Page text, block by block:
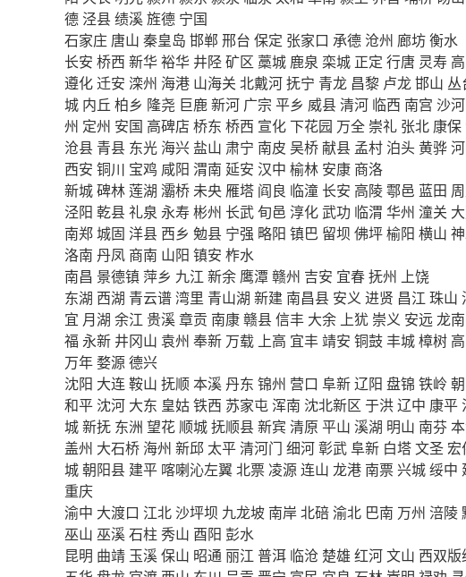
德 泾县绩溪旌德 宁国
石家庄 唐山 秦皇岛 邯郸 邢台 保定 张家口 承德 沧州 廊坊衡水
长安 桥西 新华裕华 井陉矿区 藁城 鹿泉 栾城 正定 行唐 灵寿
遵化迁安 滦州 海港 山海关 北戴河抚宁 青龙 昌黎 卢龙邯山 丛
城 内丘 柏乡 隆尧 巨鹿新河 广宗 平乡 威县清河 临西 南宫 沙河
州 定州 安国 高碑店 桥东 桥西 宣化下花园 万全 崇礼 张北 康保
沧县 青县 东光 海兴 盐山 肃宁 南皮 吴桥献县 孟村 泊头黄骅
西安 铜川 宝鸡 咸阳 渭南 延安 汉中 榆林 安康 商洛
新城碑林莲湖 灞桥未央 雁塔 阎良 临潼 长安 高陵鄠邑 蓝田
泾阳 乾县礼泉 永寿彬州 长武旬邑 淳化武功 临渭 华州 潼关
南郑城固 洋县 西乡 勉县 宁强 略阳 镇巴 留坝 佛坪榆阳 横山
洛南 丹凤 商南 山阳 镇安 柞水
南昌 景德镇萍乡 九江 新余 鹰潭赣州 吉安 宜春抚州 上饶
东湖 西湖 青云谱湾里 青山湖 新建 南昌县 安义 进贤 昌江 珠山
宜 月湖 余江 贵溪章贡 南康赣县信丰 大余 上犹 崇义 安远 龙南
福 永新 井冈山 袁州 奉新 万载 上高 宜丰靖安 铜鼓丰城樟树
万年婺源德兴
沈阳 大连鞍山 抚顺本溪丹东 锦州 营口 阜新辽阳 盘锦 铁岭
和平 沈河 大东 皇姑铁西 苏家屯 浑南 沈北新区 于洪辽中 康平
城新抚 东洲 望花 顺城抚顺县新宾 清原 平山 溪湖 明山 南芬
盖州 大石桥 海州 新邱 太平清河门 细河彰武阜新 白塔文圣宏
城朝阳县 建平 喀喇沁左翼北票 凌源连山 龙港 南票兴城绥中
重庆
渝中 大渡口 江北沙坪坝 九龙坡 南岸北碚渝北 巴南 万州 涪陵
巫山 巫溪石柱 秀山 酉阳 彭水
昆明 曲靖 玉溪保山 昭通丽江 普洱 临沧 楚雄 红河文山 西双版